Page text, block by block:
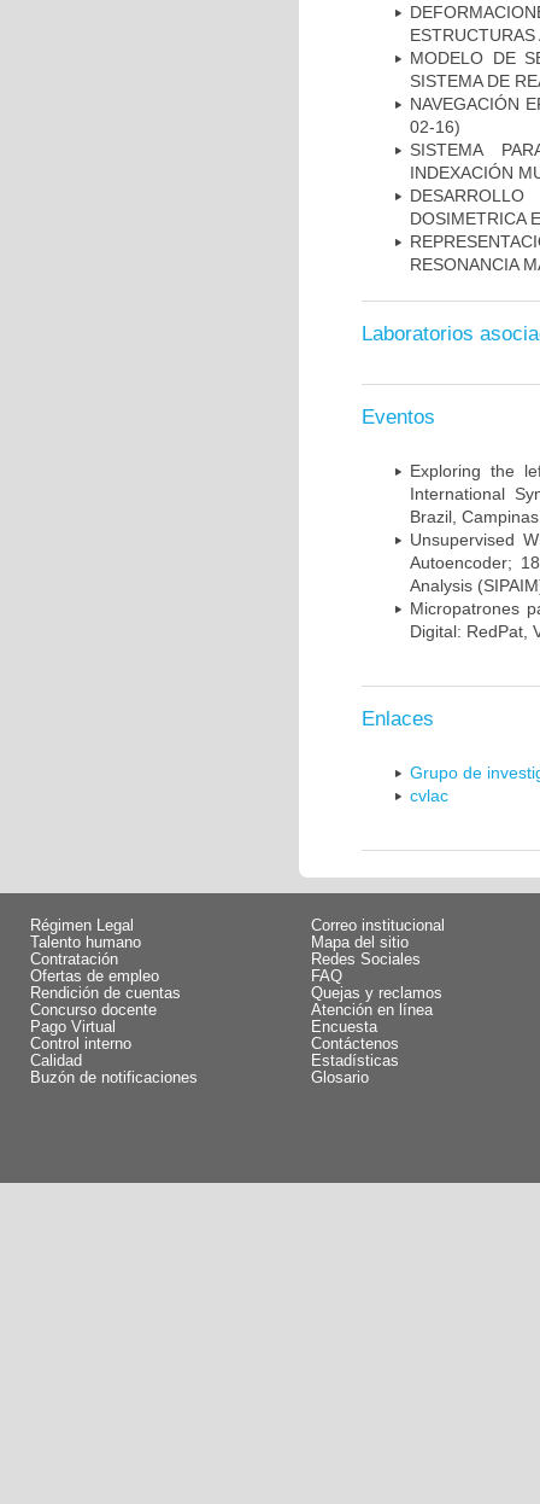
MODELO DE
SISTEMA DE
NAVEGACIÓN
02-16)
SISTEMA
INDEXACIÓN
DOSIMETRICA
RESONANCIA
Laboratorios
Eventos
Exploring the
International
Brazil,
Unsupervised
Autoencoder;
Analysis
Micropatrones
Digital: RedPat,
Enlaces
Grupo de
cvlac
Régimen Legal
Talento humano
Contratación
Ofertas de empleo
Rendición de cuentas
Concurso docente
Pago Virtual
Control interno
Calidad
Buzón de notificaciones
Correo institucional
Mapa del sitio
Redes Sociales
FAQ
Quejas y reclamos
Atención en línea
Encuesta
Contáctenos
Estadísticas
Glosario